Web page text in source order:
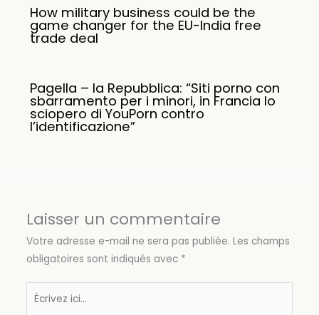
How military business could be the
game changer for the EU-India free
trade deal
Pagella – la Repubblica: “Siti porno con
sbarramento per i minori, in Francia lo
sciopero di YouPorn contro
l’identificazione”
Laisser un commentaire
Votre adresse e-mail ne sera pas publiée. Les champs
obligatoires sont indiqués avec *
Écrivez